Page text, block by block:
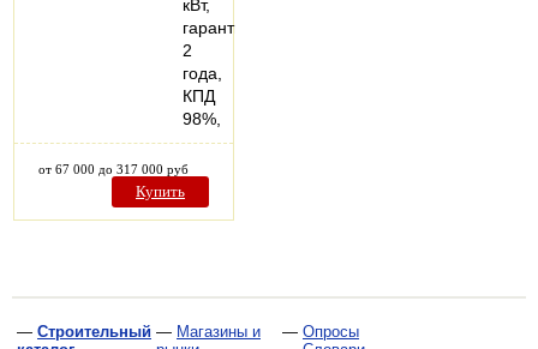
кВт,
гарантия
2
года,
КПД
98%,
от 67 000 до 317 000 руб
Купить
— Строительный — Магазины и
— Опросы